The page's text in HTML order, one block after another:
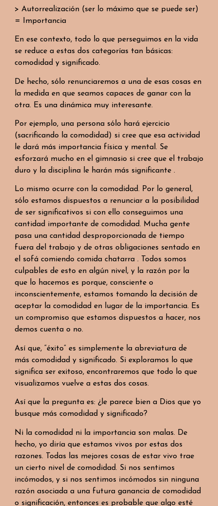
> Autorrealización (ser lo máximo que se puede ser)
= Importancia
En ese contexto, todo lo que perseguimos en la vida
se reduce a estas dos categorías tan básicas:
comodidad y significado.
De hecho, sólo renunciaremos a una de esas cosas en
la medida en que seamos capaces de ganar con la
otra. Es una dinámica muy interesante.
Por ejemplo, una persona sólo hará ejercicio
(sacrificando la comodidad) si cree que esa actividad
le dará más importancia física y mental. Se
esforzará mucho en el gimnasio si cree que el trabajo
duro y la disciplina le harán más significante .
Lo mismo ocurre con la comodidad. Por lo general,
sólo estamos dispuestos a renunciar a la posibilidad
de ser significativos si con ello conseguimos una
cantidad importante de comodidad. Mucha gente
pasa una cantidad desproporcionada de tiempo
fuera del trabajo y de otras obligaciones sentado en
el sofá comiendo comida chatarra . Todos somos
culpables de esto en algún nivel, y la razón por la
que lo hacemos es porque, consciente o
inconscientemente, estamos tomando la decisión de
aceptar la comodidad en lugar de la importancia. Es
un compromiso que estamos dispuestos a hacer, nos
demos cuenta o no.
Así que, “éxito” es simplemente la abreviatura de
más comodidad y significado. Si exploramos lo que
significa ser exitoso, encontraremos que todo lo que
visualizamos vuelve a estas dos cosas.
Así que la pregunta es: ¿le parece bien a Dios que yo
busque más comodidad y significado?
Ni la comodidad ni la importancia son malas. De
hecho, yo diría que estamos vivos por estas dos
razones. Todas las mejores cosas de estar vivo trae
un cierto nivel de comodidad. Si nos sentimos
incómodos, y si nos sentimos incómodos sin ninguna
razón asociada a una futura ganancia de comodidad
o significación, entonces es probable que algo esté